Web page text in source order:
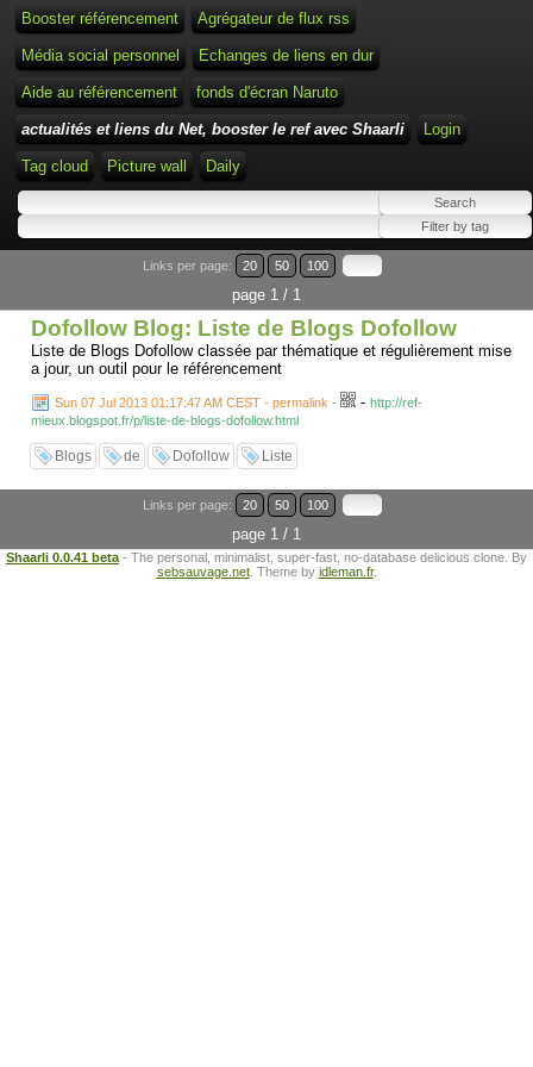
Booster référencement Agrégateur de flux rss
Média social personnel Echanges de liens en dur
Aide au référencement fonds d'écran Naruto
actualités et liens du Net, booster le ref avec Shaarli Login
Tag cloud Picture wall Daily
Links per page: 20 50 100
page 1 / 1
Dofollow Blog: Liste de Blogs Dofollow
Liste de Blogs Dofollow classée par thématique et régulièrement mise
a jour, un outil pour le référencement
Sun 07 Jul 2013 01:17:47 AM CEST - permalink - - http://ref-
mieux.blogspot.fr/p/liste-de-blogs-dofollow.html
Blogs de Dofollow Liste
Links per page: 20 50 100
page 1 / 1
Shaarli 0.0.41 beta - The personal, minimalist, super-fast, no-database delicious clone. By
sebsauvage.net. Theme by idleman.fr.